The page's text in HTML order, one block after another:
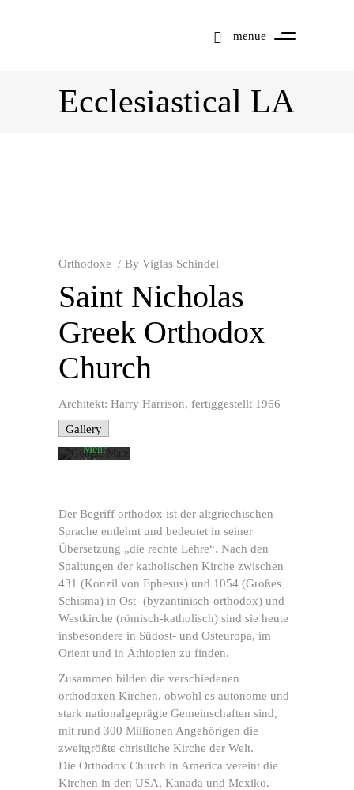
menue
Ecclesiastical LA
Orthodoxe By Viglas Schindel
Saint Nicholas
Greek Orthodox
Church
Architekt: Harry Harrison, fertiggestellt 1966
Gallery
Laden der
Karte
Sie die
Datenschutzerklärung
von
Google.
Mehr
erfahren
Google
Maps immer
Der Begriff orthodox ist der altgriechischen
Sprache entlehnt und bedeutet in seiner
Übersetzung „die rechte Lehre“. Nach den
Spaltungen der katholischen Kirche zwischen
431 (Konzil von Ephesus) und 1054 (Großes
Schisma) in Ost- (byzantinisch-orthodox) und
Westkirche (römisch-katholisch) sind sie heute
insbesondere in Südost- und Osteuropa, im
Orient und in Äthiopien zu finden.
Zusammen bilden die verschiedenen
orthodoxen Kirchen, obwohl es autonome und
stark nationalgeprägte Gemeinschaften sind,
mit rund 300 Millionen Angehörigen die
zweitgrößte christliche Kirche der Welt.
Die Orthodox Church in America vereint die
Kirchen in den USA, Kanada und Mexiko.